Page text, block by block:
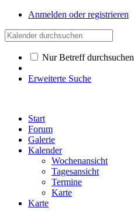
Anmelden oder registrieren
Nur Betreff durchsuchen
Erweiterte Suche
Start
Forum
Galerie
Kalender
Wochenansicht
Tagesansicht
Termine
Karte
Karte